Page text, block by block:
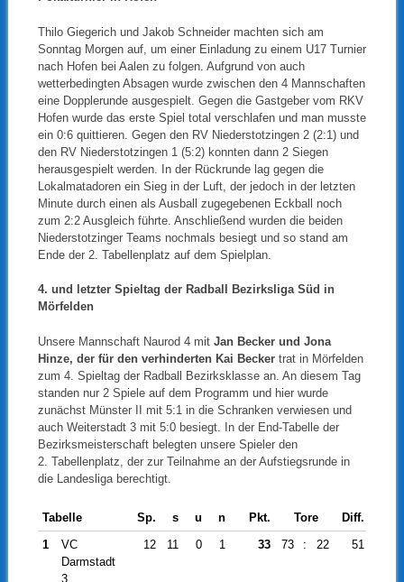
Thilo Giegerich und Jakob Schneider machten sich am
Sonntag Morgen auf, um einer Einladung zu einem U17 Turnier
nach Hofen bei Aalen zu folgen. Aufgrund von auch
wetterbedingten Absagen wurde zwischen den 4 Mannschaften
eine Dopplerunde ausgespielt. Gegen die Gastgeber vom RKV
Hofen wurde das erste Spiel total verschlafen und man musste
ein 0:6 quittieren. Gegen den RV Niederstotzingen 2 (2:1) und
den RV Niederstotzingen 1 (5:2) konnten dann 2 Siegen
herausgespielt werden. In der Rückrunde lag gegen die
Lokalmatadoren ein Sieg in der Luft, der jedoch in der letzten
Minute durch einen als Ausball zugegebenen Eckball noch
zum 2:2 Ausgleich führte. Anschließend wurden die beiden
Niederstotzinger Teams nochmals besiegt und so stand am
Ende der 2. Tabellenplatz auf dem Spielplan.
4. und letzter Spieltag der Radball Bezirksliga Süd in
Mörfelden
Unsere Mannschaft Naurod 4 mit Jan Becker und Jona
Hinze, der für den verhinderten Kai Beckertrat in Mörfelden
zum 4. Spieltag der Radball Bezirksklasse an. An diesem Tag
standen nur 2 Spiele auf dem Programm und hier wurde
zunächst Münster II mit 5:1 in die Schranken verwiesen und
auch Weiterstadt 3 mit 5:0 besiegt. In der End-Tabelle der
Bezirksmeisterschaft belegten unsere Spieler den
2. Tabellenplatz, der zur Teilnahme an der Aufstiegsrunde in
die Landesliga berechtigt.
Tabelle Sp. s u n Pkt. Tore
Diff.
1
VC
Darmstadt
3
12 11 0 1 33 73 : 22 51